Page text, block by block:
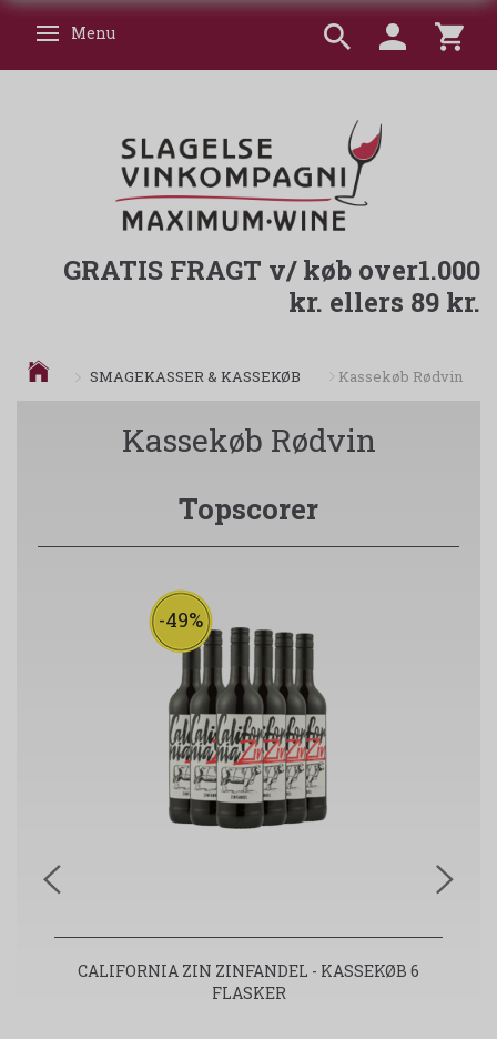
Skifte navigation
Menu
GRATIS FRAGT v/ køb over1.000
kr. ellers 89 kr.
SMAGEKASSER & KASSEKØB Kassekøb Rødvin
Kassekøb Rødvin
Topscorer
-49%
CALIFORNIA ZIN ZINFANDEL - KASSEKØB 6
FLASKER